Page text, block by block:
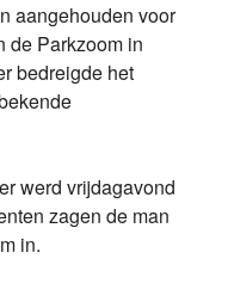
aangehouden voor
de Parkzoom in
bedreigde het
werd vrijdagavond
zagen de man
in.